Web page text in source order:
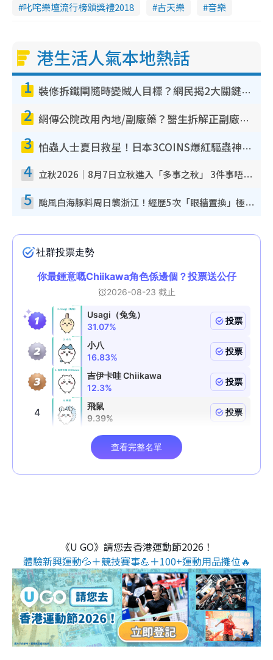
叱咤樂壇流行榜頒獎禮2018 古天樂 音樂
港生活人氣本地熱話
1 裝修拆鐵閘隨時變賊人目標？網民揭2大關鍵用途：裝新式等於白裝？附新舊鐵閘分別
2 網傳公院改用內地/副廠藥？醫生拆解正副廠分別 揭4類人換藥隨時出事
3 怕蟲人士夏日救星！日本3COINS爆紅驅蟲神器$45起 1招「全程免觸碰」輕鬆搞定小強
4 立秋2026｜8月7日立秋進入「多事之秋」 3件事唔做得！專家教6招開運 清枱頭／銀包納氣接好運
5 颱風白海豚料周日襲浙江！經歷5次「眼牆置換」極罕見 成登陸內地最長途颱風
《U GO》請您去香港運動節2026！
體驗新興運動💦＋競技賽事💪＋100+運動用品攤位🔥